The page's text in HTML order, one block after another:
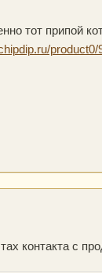
тот припой
product0/
контакта с